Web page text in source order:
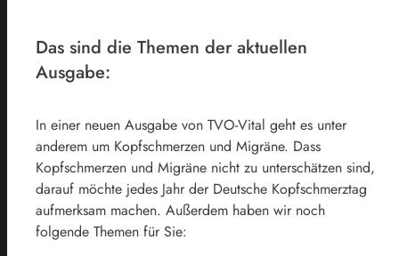
Das sind die Themen der aktuellen
Ausgabe:
In einer neuen Ausgabe von TVO-Vital geht es unter
anderem um Kopfschmerzen und Migräne. Dass
Kopfschmerzen und Migräne nicht zu unterschätzen sind,
darauf möchte jedes Jahr der Deutsche Kopfschmerztag
aufmerksam machen. Außerdem haben wir noch
folgende Themen für Sie: